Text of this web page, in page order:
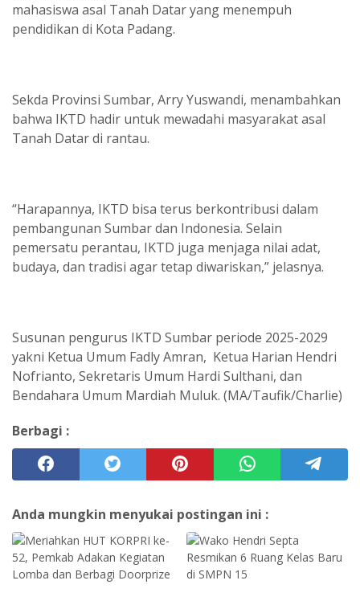
mahasiswa asal Tanah Datar yang menempuh
pendidikan di Kota Padang.
Sekda Provinsi Sumbar, Arry Yuswandi, menambahkan
bahwa IKTD hadir untuk mewadahi masyarakat asal
Tanah Datar di rantau.
“Harapannya, IKTD bisa terus berkontribusi dalam
pembangunan Sumbar dan Indonesia. Selain
pemersatu perantau, IKTD juga menjaga nilai adat,
budaya, dan tradisi agar tetap diwariskan,” jelasnya.
Susunan pengurus IKTD Sumbar periode 2025-2029
yakni Ketua Umum Fadly Amran, Ketua Harian Hendri
Nofrianto, Sekretaris Umum Hardi Sulthani, dan
Bendahara Umum Mardiah Muluk. (MA/Taufik/Charlie)
Berbagi :
Anda mungkin menyukai postingan ini :